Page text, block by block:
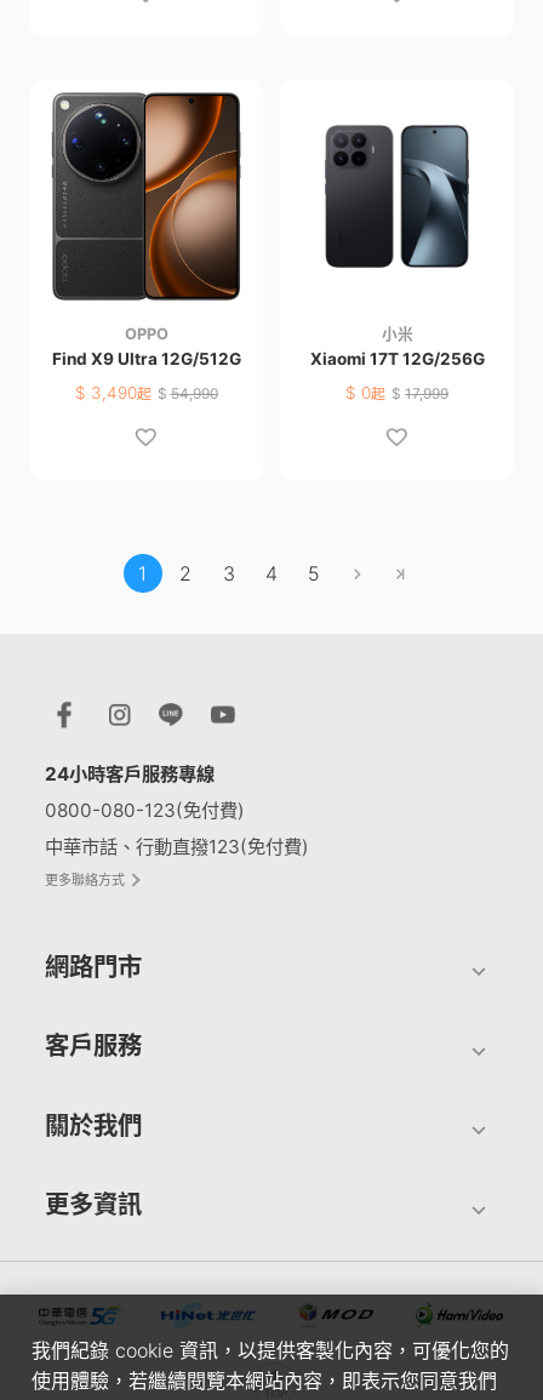
OPPO
Find X9 Ultra 12G/512G
$ 3,490起 $54,990
小米
Xiaomi 17T 12G/256G
$ 0起 $ 17,999
1 2 3 4 5
24小時客戶服務專線
0800-080-123(免付費)
中華市話、行動直撥123(免付費)
更多聯絡方式
網路門市
客戶服務
關於我們
更多資訊
我們紀錄 cookie 資訊，以提供客製化內容，可優化您的
使用體驗，若繼續閱覽本網站內容，即表示您同意我們